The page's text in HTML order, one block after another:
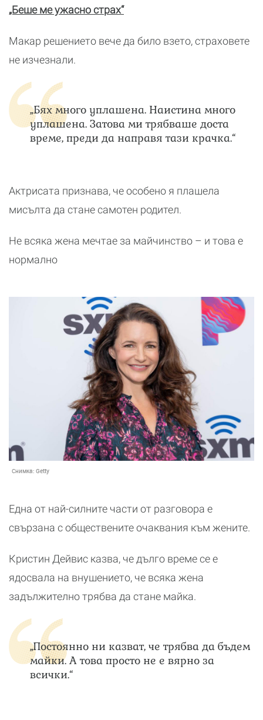
„Беше ме ужасно страх“
Макар решението вече да било взето, страховете
не изчезнали.
„Бях много уплашена. Наистина много
уплашена. Затова ми трябваше доста
време, преди да направя тази крачка.“
Актрисата признава, че особено я плашела
мисълта да стане самотен родител.
Не всяка жена мечтае за майчинство – и това е
нормално
Снимка: Getty
Една от най-силните части от разговора е
свързана с обществените очаквания към жените.
Кристин Дейвис казва, че дълго време се е
ядосвала на внушението, че всяка жена
задължително трябва да стане майка.
„Постоянно ни казват, че трябва да бъдем
майки. А това просто не е вярно за
всички.“